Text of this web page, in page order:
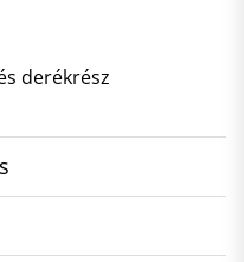
derékrész